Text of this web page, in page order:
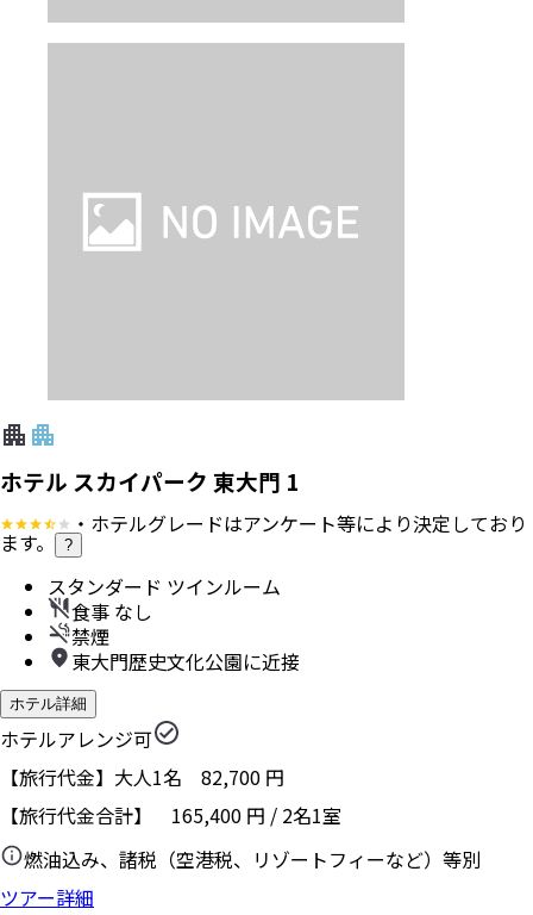
ホテル スカイパーク 東大門 1
・ホテルグレードはアンケート等により決定しており
ます。 ?
スタンダード ツインルーム
食事 なし
禁煙
東大門歴史文化公園に近接
ホテル詳細
ホテルアレンジ可
【旅行代金】大人1名 82,700 円
【旅行代金合計】 165,400 円 / 2名1室
燃油込み、諸税（空港税、リゾートフィーなど）等別
ツアー詳細